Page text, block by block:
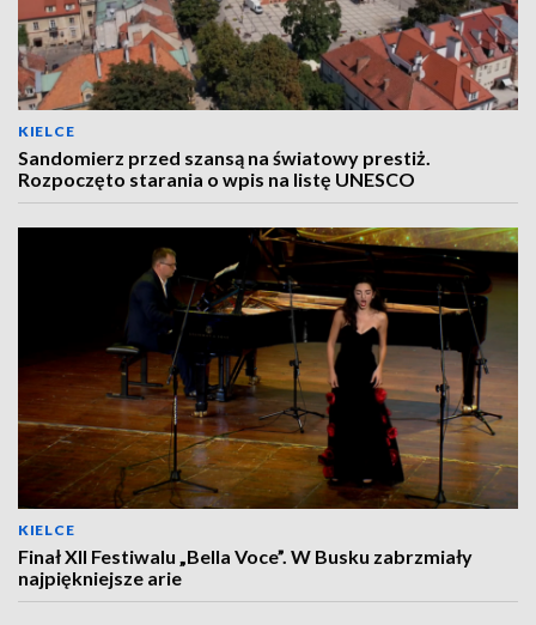
KIELCE
Sandomierz przed szansą na światowy prestiż.
Rozpoczęto starania o wpis na listę UNESCO
KIELCE
Finał XII Festiwalu „Bella Voce”. W Busku zabrzmiały
najpiękniejsze arie